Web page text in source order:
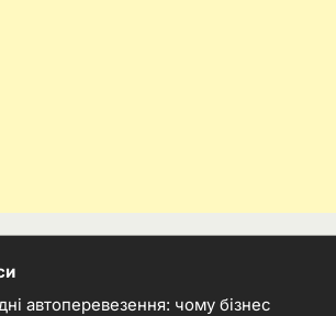
автоперевезення: чому бізнес